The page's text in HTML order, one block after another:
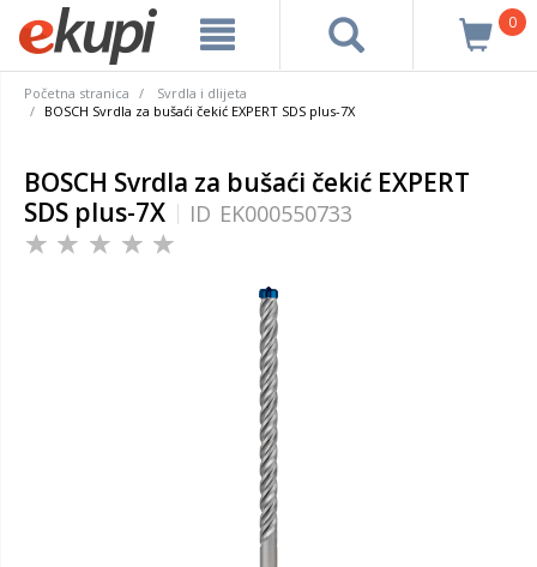
0
Početna stranica
Svrdla i dlijeta
BOSCH Svrdla za bušaći čekić EXPERT SDS plus-7X
BOSCH Svrdla za bušaći čekić EXPERT
SDS plus-7X
ID EK000550733